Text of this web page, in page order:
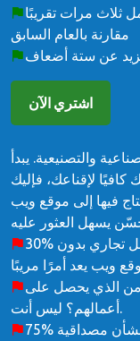
مرات تقريبًا
مقارنة بالعام السابق
عن ستة أضعاف
اشتري الآن
والتصنيعية. يبدأ
لإقناعك، فإليك
فيها إلى موقع ويب
30% من المستهلكين لن يفكروا في إنشاء عمل تجاري بدون
ويب يعد أمرًا مريبًا
من الذي يحصل على
أعمالهم؟ ليس أنت.
75% من المستهلكين يعترفون بإصدار أحكام بشأن مصداقية